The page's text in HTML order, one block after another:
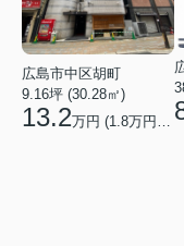
広島市中区胡町
9.16坪 (30.28㎡)
13.2万円 (1.8万円/坪)